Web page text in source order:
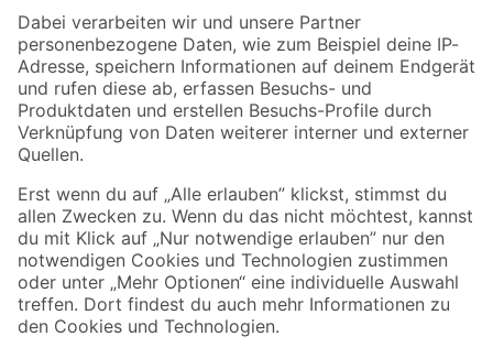
Zahlungsarten Versandarten
Sicher einkaufen
Jetzt die toom-App herunterladen